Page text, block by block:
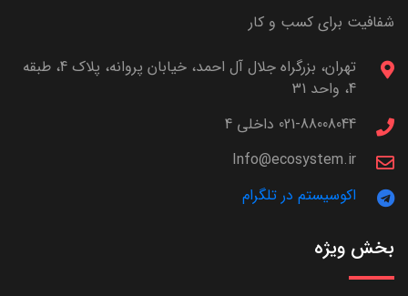
شفافیت برای کسب و کار
تهران، بزرگراه جلال آل احمد، خیابان پروانه، پلاک 4، طبقه
4، واحد 31
021-88008044 داخلی 4
Info@ecosystem.ir
اکوسیستم در تلگرام
بخش ویژه